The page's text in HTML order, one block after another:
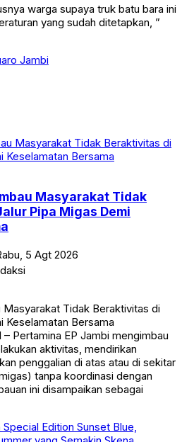
warga supaya truk batu bara ini
yang sudah ditetapkan, ”
Jambi
Masyarakat Tidak
Pipa Migas Demi
5 Agt 2026
Masyarakat Tidak Beraktivitas di
Keselamatan Bersama
Pertamina EP Jambi mengimbau
aktivitas, mendirikan
penggalian di atas atau di sekitar
tanpa koordinasi dengan
ini disampaikan sebagai